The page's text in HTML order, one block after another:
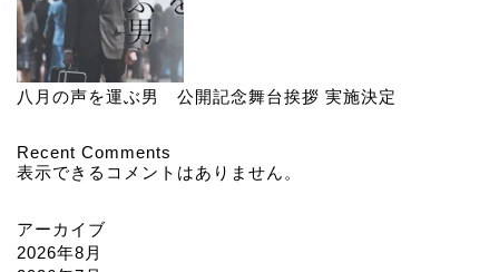
八月の声を運ぶ男 公開記念舞台挨拶 実施決定
Recent Comments
表示できるコメントはありません。
アーカイブ
2026年8月